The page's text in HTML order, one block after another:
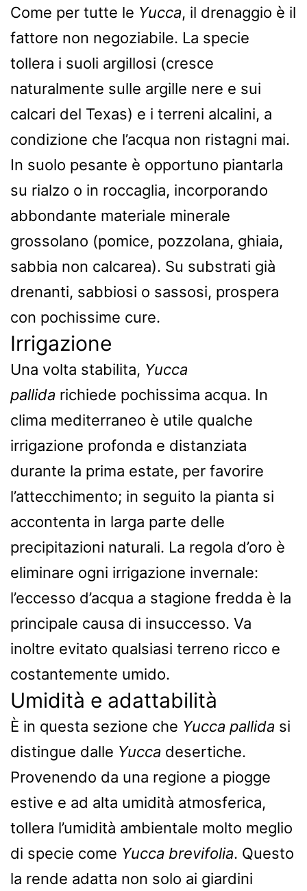
Come per tutte le Yucca, il drenaggio è il
fattore non negoziabile. La specie
tollera i suoli argillosi (cresce
naturalmente sulle argille nere e sui
calcari del Texas) e i terreni alcalini, a
condizione che l’acqua non ristagni mai.
In suolo pesante è opportuno piantarla
su rialzo o in roccaglia, incorporando
abbondante materiale minerale
grossolano (pomice, pozzolana, ghiaia,
sabbia non calcarea). Su substrati già
drenanti, sabbiosi o sassosi, prospera
con pochissime cure.
Irrigazione
Una volta stabilita, Yucca
pallida richiede pochissima acqua. In
clima mediterraneo è utile qualche
irrigazione profonda e distanziata
durante la prima estate, per favorire
l’attecchimento; in seguito la pianta si
accontenta in larga parte delle
precipitazioni naturali. La regola d’oro è
eliminare ogni irrigazione invernale:
l’eccesso d’acqua a stagione fredda è la
principale causa di insuccesso. Va
inoltre evitato qualsiasi terreno ricco e
costantemente umido.
Umidità e adattabilità
È in questa sezione che Yucca pallida si
distingue dalle Yucca desertiche.
Provenendo da una regione a piogge
estive e ad alta umidità atmosferica,
tollera l’umidità ambientale molto meglio
di specie come Yucca brevifolia. Questo
la rende adatta non solo ai giardini